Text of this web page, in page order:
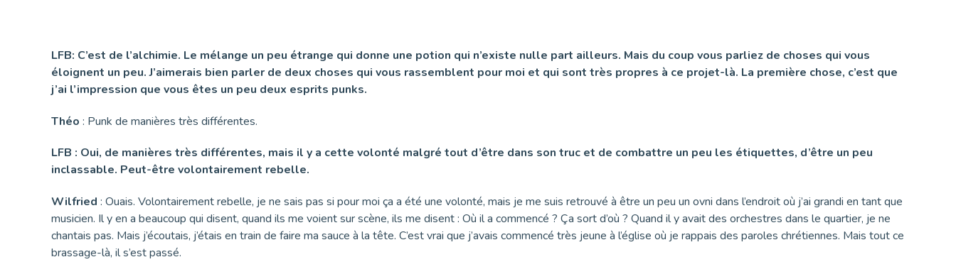
LFB: C’est de l’alchimie. Le mélange un peu étrange qui donne une potion qui n’existe nulle part ailleurs. Mais du coup vous parliez de choses qui vous
éloignent un peu. J’aimerais bien parler de deux choses qui vous rassemblent pour moi et qui sont très propres à ce projet-là. La première chose, c’est que
j’ai l’impression que vous êtes un peu deux esprits punks.
Théo : Punk de manières très différentes.
LFB : Oui, de manières très différentes, mais il y a cette volonté malgré tout d’être dans son truc et de combattre un peu les étiquettes, d’être un peu
inclassable. Peut-être volontairement rebelle.
Wilfried : Ouais. Volontairement rebelle, je ne sais pas si pour moi ça a été une volonté, mais je me suis retrouvé à être un peu un ovni dans l’endroit où j’ai grandi en tant que
musicien. Il y en a beaucoup qui disent, quand ils me voient sur scène, ils me disent : Où il a commencé ? Ça sort d’où ? Quand il y avait des orchestres dans le quartier, je ne
chantais pas. Mais j’écoutais, j’étais en train de faire ma sauce à la tête. C’est vrai que j’avais commencé très jeune à l’église où je rappais des paroles chrétiennes. Mais tout ce
brassage-là, il s’est passé.